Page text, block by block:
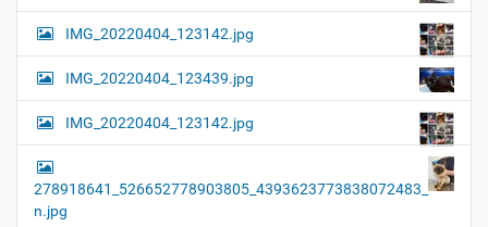
IMG_20220404_123142.jpg
IMG_20220404_123439.jpg
IMG_20220404_123142.jpg
278918641_526652778903805_4393623773838072483_
n.jpg